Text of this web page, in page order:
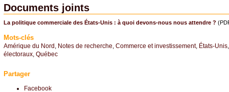
Documents joints
La politique commerciale des États-Unis : à quoi devons-nous nous attendre ?
Mots-clés
Amérique du Nord Notes de recherche Commerce et investissement, États-Unis
électoraux, Québec
Partager
Facebook